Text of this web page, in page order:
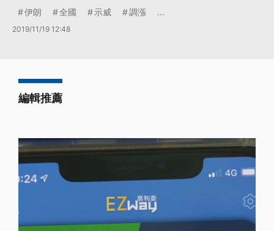
伊朗 全國 示威 調漲 ...
2019/11/19 12:48
編輯推薦